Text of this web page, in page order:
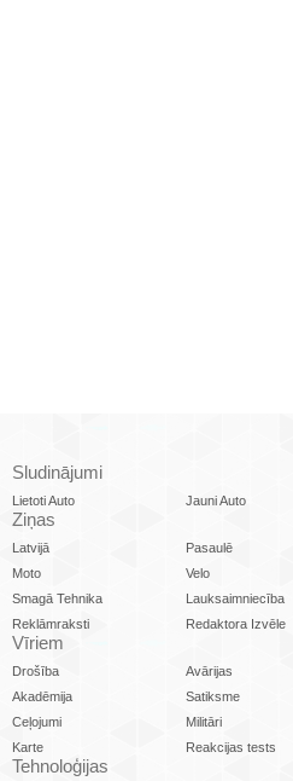
Sludinājumi
Lietoti Auto Jauni Auto
Ziņas
Latvijā Pasaulē
Moto
Velo
Smagā Tehnika
Lauksaimniecība
Reklāmraksti
Redaktora Izvēle
Vīriem
Drošība Avārijas
Akadēmija
Satiksme
Ceļojumi
Militāri
Karte
Reakcijas tests
Tehnoloģijas